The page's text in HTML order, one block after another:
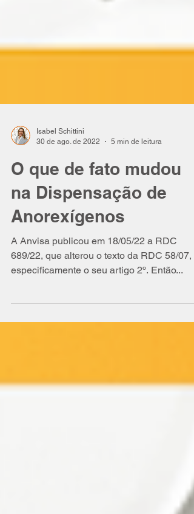
Isabel Schittini
30 de ago. de 2022
5 min de leitura
O que de fato mudou
na Dispensação de
Anorexígenos
especificamente o seu artigo 2º. Então...